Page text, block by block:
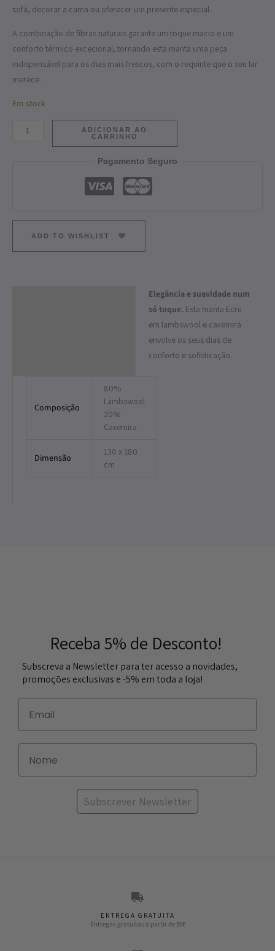
sofá, decorar a cama ou oferecer um presente especial.
A combinação de fibras naturais garante um toque macio e um
conforto térmico excecional, tornando esta manta uma peça
indispensável para os dias mais frescos, com o requinte que o seu lar
merece.
Em stock
ADICIONAR AO
CARRINHO
Pagamento Seguro
ADD TO WISHLIST
Elegância e suavidade num
só toque. Esta manta Ecru
em lambswool e caxemira
envolve os seus dias de
conforto e sofisticação.
Composição
80%
Lambswool
20%
Caxemira
Dimensão
130 x 180
cm
Receba 5% de Desconto!
Subscreva a Newsletter para ter acesso a novidades,
promoções exclusivas e -5% em toda a loja!
Subscrever Newsletter
ENTREGA GRATUITA
Entregas gratuitas a partir de 50€